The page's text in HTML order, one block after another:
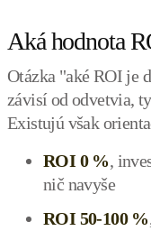
Aká hodnota
Otázka "aké ROI je
závisí od odvetvia,
Existujú však
ROI 0 %,
nič navyše
ROI 50-100 %